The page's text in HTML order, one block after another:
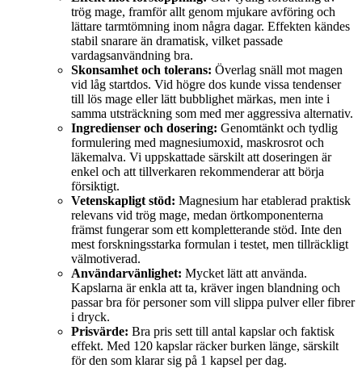
trög mage, framför allt genom mjukare avföring och
lättare tarmtömning inom några dagar. Effekten kändes
stabil snarare än dramatisk, vilket passade
vardagsanvändning bra.
Skonsamhet och tolerans: Överlag snäll mot magen
vid låg startdos. Vid högre dos kunde vissa tendenser
till lös mage eller lätt bubblighet märkas, men inte i
samma utsträckning som med mer aggressiva alternativ.
Ingredienser och dosering: Genomtänkt och tydlig
formulering med magnesiumoxid, maskrosrot och
läkemalva. Vi uppskattade särskilt att doseringen är
enkel och att tillverkaren rekommenderar att börja
försiktigt.
Vetenskapligt stöd: Magnesium har etablerad praktisk
relevans vid trög mage, medan örtkomponenterna
främst fungerar som ett kompletterande stöd. Inte den
mest forskningsstarka formulan i testet, men tillräckligt
välmotiverad.
Användarvänlighet: Mycket lätt att använda.
Kapslarna är enkla att ta, kräver ingen blandning och
passar bra för personer som vill slippa pulver eller fibrer
i dryck.
Prisvärde: Bra pris sett till antal kapslar och faktisk
effekt. Med 120 kapslar räcker burken länge, särskilt
för den som klarar sig på 1 kapsel per dag.